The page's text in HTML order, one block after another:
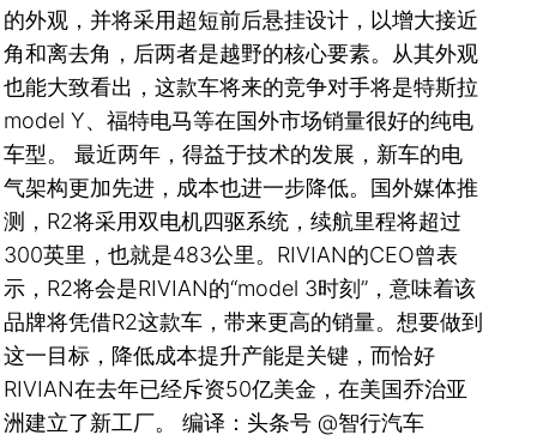
的外观，并将采用超短前后悬挂设计，以增大接近
角和离去角，后两者是越野的核心要素。从其外观
也能大致看出，这款车将来的竞争对手将是特斯拉
model Y、福特电马等在国外市场销量很好的纯电
车型。 最近两年，得益于技术的发展，新车的电
气架构更加先进，成本也进一步降低。国外媒体推
测，R2将采用双电机四驱系统，续航里程将超过
300英里，也就是483公里。RIVIAN的CEO曾表
示，R2将会是RIVIAN的“model 3时刻”，意味着该
品牌将凭借R2这款车，带来更高的销量。想要做到
这一目标，降低成本提升产能是关键，而恰好
RIVIAN在去年已经斥资50亿美金，在美国乔治亚
洲建立了新工厂。 编译：头条号 @智行汽车